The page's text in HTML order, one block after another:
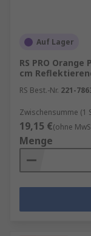
Feuerlöscher
verfügbaren
platziert
schnell
dass Sie die
verschiedene
Mehr Info zur
Überblick
Auf Lager
RS PRO
cm
RS Best.-Nr. 221-
Zwischensumme (1
19,15 €(ohne
Menge